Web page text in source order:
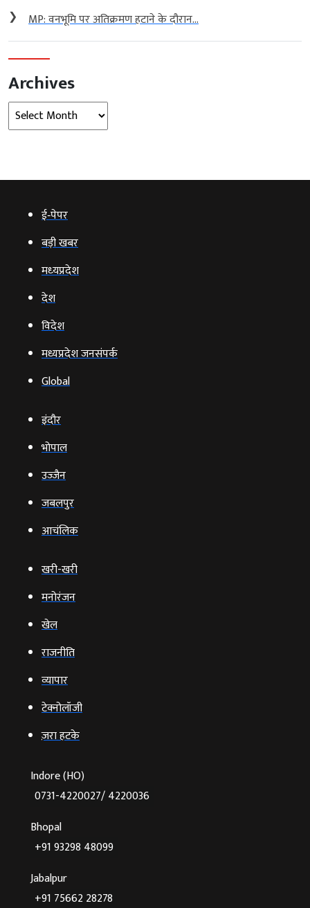
❯ MP: वनभूमि पर अतिक्रमण हटाने के दौरान...
Archives
Archives
ई‑पेपर
बड़ी खबर
मध्‍यप्रदेश
देश
विदेश
मध्यप्रदेश जनसंपर्क
Global
इंदौर
भोपाल
उज्‍जैन
जबलपुर
आचंलिक
खरी-खरी
मनोरंजन
खेल
राजनीति
व्‍यापार
टेक्‍नोलॉजी
ज़रा हटके
Indore (HO)
0731-4220027/ 4220036
Bhopal
+91 93298 48099
Jabalpur
+91 75662 28278